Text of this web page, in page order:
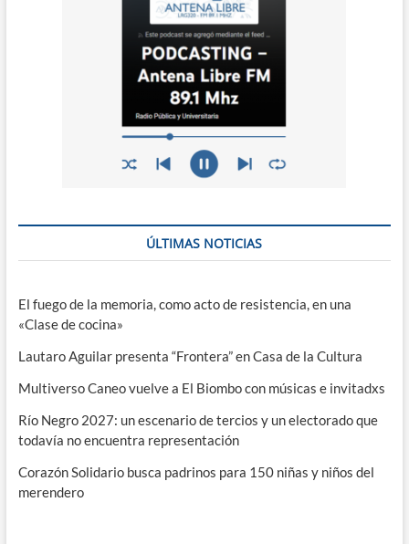
ÚLTIMAS NOTICIAS
El fuego de la memoria, como acto de resistencia, en una
«Clase de cocina»
Lautaro Aguilar presenta “Frontera” en Casa de la Cultura
Multiverso Caneo vuelve a El Biombo con músicas e invitadxs
Río Negro 2027: un escenario de tercios y un electorado que
todavía no encuentra representación
Corazón Solidario busca padrinos para 150 niñas y niños del
merendero